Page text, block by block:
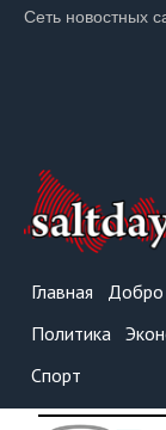
Сеть новостных
Главная Добро
Политика
Спорт